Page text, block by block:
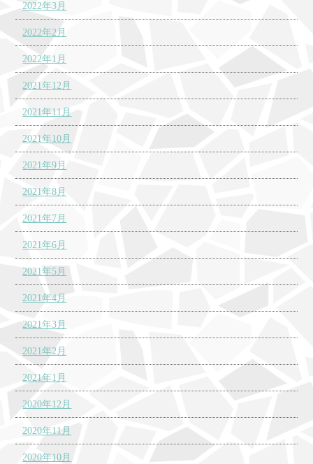
2022年3月
2022年2月
2022年1月
2021年12月
2021年11月
2021年10月
2021年9月
2021年8月
2021年7月
2021年6月
2021年5月
2021年4月
2021年3月
2021年2月
2021年1月
2020年12月
2020年11月
2020年10月